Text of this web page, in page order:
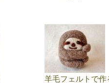
羊毛フェルトで作